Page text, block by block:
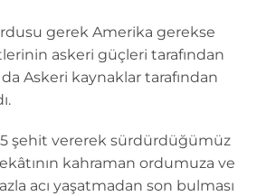
gerek Amerika gerekse
askeri güçleri tarafından
da Askeri kaynaklar tarafından
şehit vererek sürdürdüğümüz
kahraman ordumuza ve
acı yaşatmadan son bulması